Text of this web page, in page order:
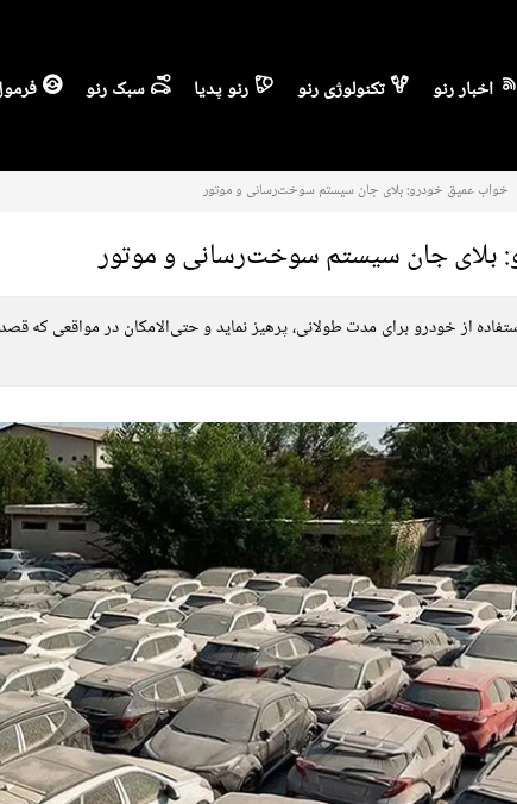
اخبار رنو تکنولوژی رنو رنو پدیا سبک رنو
خواب عمیق خودرو: بلای جان سیستم سوخت‌رسانی و موتور
بلای جان سیستم سوخت‌رسانی و موتور
از خودرو برای مدت طولانی، پرهیز نماید و حتی‌الامکان در مواقعی که